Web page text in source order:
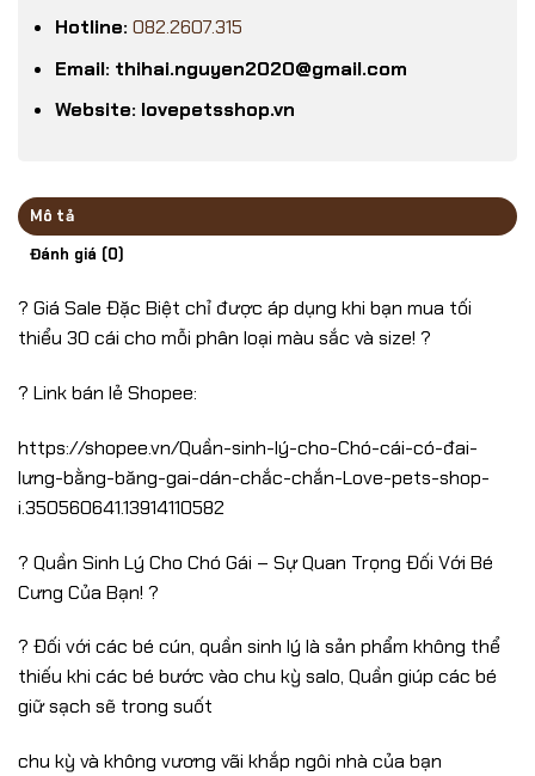
Hotline: 082.2607.315
Email: thihai.nguyen2020@gmail.com
Website: lovepetsshop.vn
Mô tả
Đánh giá (0)
? Giá Sale Đặc Biệt chỉ được áp dụng khi bạn mua tối
thiểu 30 cái cho mỗi phân loại màu sắc và size! ?
? Link bán lẻ Shopee:
https://shopee.vn/Quần-sinh-lý-cho-Chó-cái-có-đai-
lưng-bằng-băng-gai-dán-chắc-chắn-Love-pets-shop-
i.350560641.13914110582
? Quần Sinh Lý Cho Chó Gái – Sự Quan Trọng Đối Với Bé
Cưng Của Bạn! ?
? Đối với các bé cún, quần sinh lý là sản phẩm không thể
thiếu khi các bé bước vào chu kỳ salo, Quần giúp các bé
giữ sạch sẽ trong suốt
chu kỳ và không vương vãi khắp ngôi nhà của bạn